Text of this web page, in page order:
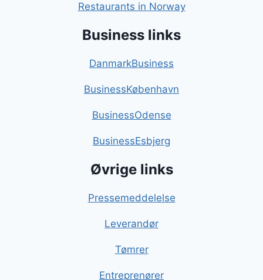
Restaurants in Norway
Business links
DanmarkBusiness
BusinessKøbenhavn
BusinessOdense
BusinessEsbjerg
Øvrige links
Pressemeddelelse
Leverandør
Tømrer
Entreprenører